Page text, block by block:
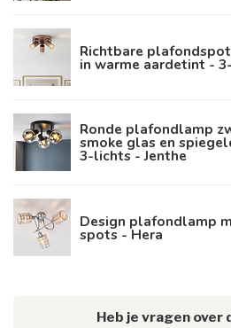
Richtbare
in warme aardetint -
Ronde plafondlamp
smoke glas en
3-lichts - Jenthe
Design plafondlamp
spots - Hera
Heb je vragen